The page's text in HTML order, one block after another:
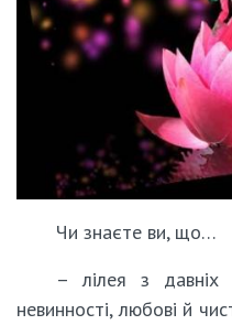
Чи знаєте ви, що…
– лілея з давніх
невинності, любові й